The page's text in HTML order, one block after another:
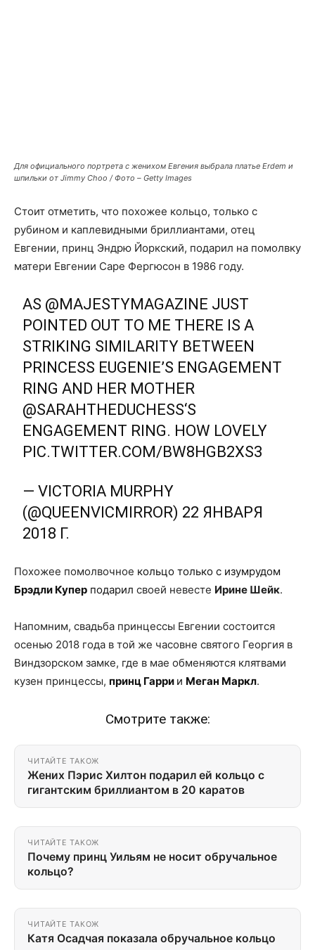
Для официального портрета с женихом Евгения выбрала платье Erdem и
шпильки от Jimmy Choo / Фото – Getty Images
Стоит отметить, что похожее кольцо, только с
рубином и каплевидными бриллиантами, отец
Евгении, принц Эндрю Йоркский, подарил на помолвку
матери Евгении Саре Фергюсон в 1986 году.
AS @MAJESTYMAGAZINE JUST
POINTED OUT TO ME THERE IS A
STRIKING SIMILARITY BETWEEN
PRINCESS EUGENIE’S ENGAGEMENT
RING AND HER MOTHER
@SARAHTHEDUCHESS‘S
ENGAGEMENT RING. HOW LOVELY
PIC.TWITTER.COM/BW8HGB2XS3
— VICTORIA MURPHY
(@QUEENVICMIRROR) 22 ЯНВАРЯ
2018 Г.
Похожее помолвочное кольцо только с изумрудом
Брэдли Купер подарил своей невесте Ирине Шейк.
Напомним, свадьба принцессы Евгении состоится
осенью 2018 года в той же часовне святого Георгия в
Виндзорском замке, где в мае обменяются клятвами
кузен принцессы, принц Гарри и Меган Маркл.
Смотрите также:
ЧИТАЙТЕ ТАКОЖ
Жених Пэрис Хилтон подарил ей кольцо с
гигантским бриллиантом в 20 каратов
ЧИТАЙТЕ ТАКОЖ
Почему принц Уильям не носит обручальное
кольцо?
ЧИТАЙТЕ ТАКОЖ
Катя Осадчая показала обручальное кольцо